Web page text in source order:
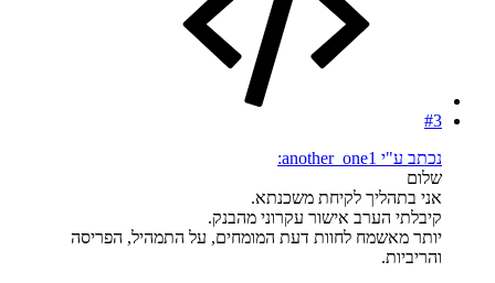
#3
נכתב ע"י another_one1:
שלום
אני בתהליך לקיחת משכנתא.
קיבלתי הערב אישור עקרוני מהבנק.
יותר מאשמח לחוות דעת המומחים, על התמהיל, הפריסה
והריביות.